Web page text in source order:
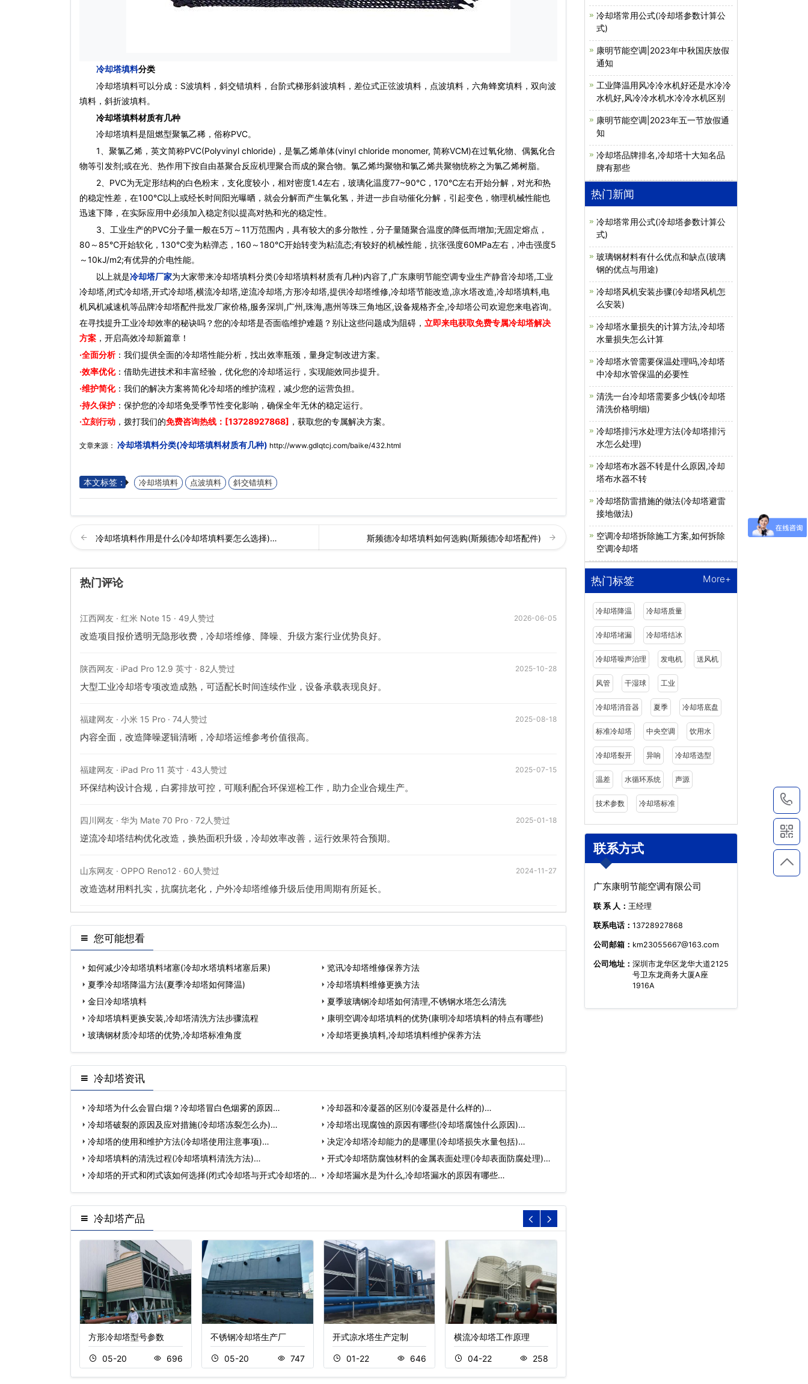
冷却塔填料分类
冷却塔填料可以分成：S波填料，斜交错填料，台阶式梯形斜波填料，差位式正弦波填料，点波填料，六角蜂窝填料，双向波
填料，斜折波填料。
冷却塔填料材质有几种
冷却塔填料是阻燃型聚氯乙稀，俗称PVC。
1、聚氯乙烯，英文简称PVC(Polyvinyl chloride)，是氯乙烯单体(vinyl chloride monomer, 简称VCM)在过氧化物、偶氮化合
物等引发剂;或在光、热作用下按自由基聚合反应机理聚合而成的聚合物。氯乙烯均聚物和氯乙烯共聚物统称之为氯乙烯树脂。
2、PVC为无定形结构的白色粉末，支化度较小，相对密度1.4左右，玻璃化温度77~90℃，170℃左右开始分解，对光和热
的稳定性差，在100℃以上或经长时间阳光曝晒，就会分解而产生氯化氢，并进一步自动催化分解，引起变色，物理机械性能也
迅速下降，在实际应用中必须加入稳定剂以提高对热和光的稳定性。
3、工业生产的PVC分子量一般在5万～11万范围内，具有较大的多分散性，分子量随聚合温度的降低而增加;无固定熔点，
80～85℃开始软化，130℃变为粘弹态，160～180℃开始转变为粘流态;有较好的机械性能，抗张强度60MPa左右，冲击强度5
～10kJ/m2;有优异的介电性能。
以上就是冷却塔厂家为大家带来冷却塔填料分类(冷却塔填料材质有几种)内容了,广东康明节能空调专业生产静音冷却塔,工业
冷却塔,闭式冷却塔,开式冷却塔,横流冷却塔,逆流冷却塔,方形冷却塔,提供冷却塔维修,冷却塔节能改造,凉水塔改造,冷却塔填料,电
机风机减速机等品牌冷却塔配件批发厂家价格,服务深圳,广州,珠海,惠州等珠三角地区,设备规格齐全,冷却塔公司欢迎您来电咨询。
在寻找提升工业冷却效率的秘诀吗？您的冷却塔是否面临维护难题？别让这些问题成为阻碍， 立即来电获取免费专属冷却塔解决
方案 ，开启高效冷却新篇章！
·全面分析：我们提供全面的冷却塔性能分析，找出效率瓶颈，量身定制改进方案。
·效率优化：借助先进技术和丰富经验，优化您的冷却塔运行，实现能效同步提升。
·维护简化：我们的解决方案将简化冷却塔的维护流程，减少您的运营负担。
·持久保护 ：保护您的冷却塔免受季节性变化影响，确保全年无休的稳定运行。
·立刻行动 ，拨打我们的免费咨询热线：[13728927868] ，获取您的专属解决方案。
文章来源： 冷却塔填料分类(冷却塔填料材质有几种) http://www.gdlqtcj.com/baike/432.html
本文标签： 冷却塔填料 点波填料 斜交错填料
冷却塔填料作用是什么(冷却塔填料要怎么选择)… 斯频德冷却塔填料如何选购(斯频德冷却塔配件)
热门评论
江西网友 · 红米 Note 15 · 49人赞过 2026-06-05
改造项目报价透明无隐形收费，冷却塔维修、降噪、升级方案行业优势良好。
陕西网友 · iPad Pro 12.9 英寸 · 82人赞过 2025-10-28
大型工业冷却塔专项改造成熟，可适配长时间连续作业，设备承载表现良好。
福建网友 · 小米 15 Pro · 74人赞过 2025-08-18
内容全面，改造降噪逻辑清晰，冷却塔运维参考价值很高。
福建网友 · iPad Pro 11 英寸 · 43人赞过 2025-07-15
环保结构设计合规，白雾排放可控，可顺利配合环保巡检工作，助力企业合规生产。
四川网友 · 华为 Mate 70 Pro · 72人赞过 2025-01-18
逆流冷却塔结构优化改造，换热面积升级，冷却效率改善，运行效果符合预期。
山东网友 · OPPO Reno12 · 60人赞过 2024-11-27
改造选材用料扎实，抗腐抗老化，户外冷却塔维修升级后使用周期有所延长。
您可能想看
如何减少冷却塔填料堵塞(冷却水塔填料堵塞后果)
览讯冷却塔维修保养方法
夏季冷却塔降温方法(夏季冷却塔如何降温)
冷却塔填料维修更换方法
金日冷却塔填料
夏季玻璃钢冷却塔如何清理,不锈钢水塔怎么清洗
冷却塔填料更换安装,冷却塔清洗方法步骤流程
康明空调冷却塔填料的优势(康明冷却塔填料的特点有哪些)
玻璃钢材质冷却塔的优势,冷却塔标准角度
冷却塔更换填料,冷却塔填料维护保养方法
冷却塔资讯
冷却塔为什么会冒白烟？冷却塔冒白色烟雾的原因…
冷却器和冷凝器的区别(冷凝器是什么样的)…
冷却塔破裂的原因及应对措施(冷却塔冻裂怎么办)…
冷却塔出现腐蚀的原因有哪些(冷却塔腐蚀什么原因)…
冷却塔的使用和维护方法(冷却塔使用注意事项)…
决定冷却塔冷却能力的是哪里(冷却塔损失水量包括)…
冷却塔填料的清洗过程(冷却塔填料清洗方法)…
开式冷却塔防腐蚀材料的金属表面处理(冷却表面防腐处理)…
冷却塔的开式和闭式该如何选择(闭式冷却塔与开式冷却塔的
区…
冷却塔漏水是为什么,冷却塔漏水的原因有哪些…
冷却塔产品
方形冷却塔型号参数
05-20 696
不锈钢冷却塔生产厂
05-20 747
开式凉水塔生产定制
01-22 646
横流冷却塔工作原理
04-22 258
冷却塔常用公式(冷却塔参数计算公
式)
康明节能空调|2023年中秋国庆放假
通知
工业降温用风冷冷水机好还是水冷冷
水机好,风冷冷水机水冷冷水机区别
康明节能空调|2023年五一节放假通
知
冷却塔品牌排名,冷却塔十大知名品
牌有那些
热门新闻
冷却塔常用公式(冷却塔参数计算公
式)
玻璃钢材料有什么优点和缺点(玻璃
钢的优点与用途)
冷却塔风机安装步骤(冷却塔风机怎
么安装)
冷却塔水量损失的计算方法,冷却塔
水量损失怎么计算
冷却塔水管需要保温处理吗,冷却塔
中冷却水管保温的必要性
清洗一台冷却塔需要多少钱(冷却塔
清洗价格明细)
冷却塔排污水处理方法(冷却塔排污
水怎么处理)
冷却塔布水器不转是什么原因,冷却
塔布水器不转
冷却塔防雷措施的做法(冷却塔避雷
接地做法)
空调冷却塔拆除施工方案,如何拆除
空调冷却塔
热门标签 More+
冷却塔降温 冷却塔质量
冷却塔堵漏 冷却塔结冰
冷却塔噪声治理 发电机 送风机
风管 干湿球 工业
冷却塔消音器 夏季 冷却塔底盘
标准冷却塔 中央空调 饮用水
冷却塔裂开 异响 冷却塔选型
温差 水循环系统 声源
技术参数 冷却塔标准
联系方式
广东康明节能空调有限公司
联 系 人： 王经理
联系电话： 13728927868
公司邮箱： km23055667@163.com
公司地址： 深圳市龙华区龙华大道2125
号卫东龙商务大厦A座
1916A